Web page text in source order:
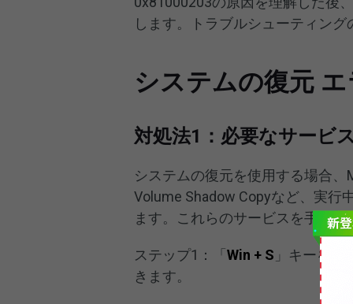
します。トラブルシューティン
システムの復元
対処法1：必要なサービ
システムの復元を使用する場合
Volume Shadow Copyなど、実行
ます。これらのサービスを手動
ステップ1：「Win + S 」キーを押
きます。